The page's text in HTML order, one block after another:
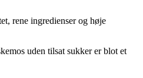
rene ingredienser og høje
uden tilsat sukker er blot et